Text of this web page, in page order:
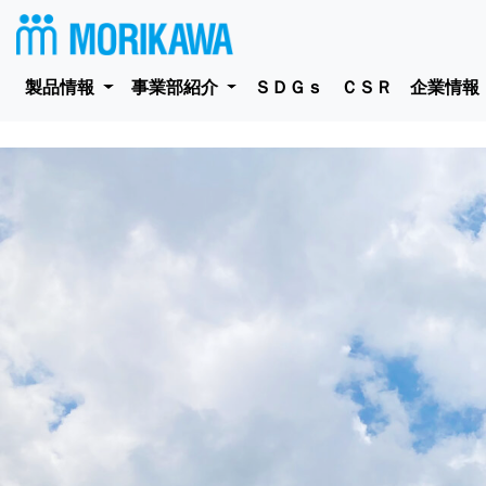
製品情報 事業部紹介 ＳＤＧｓ ＣＳＲ 企業情報